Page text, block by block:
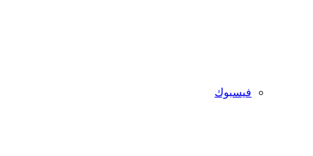
فيسبوك